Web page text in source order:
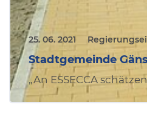
25. 06. 2021
Stadtgemeinde
„An ESSECCA